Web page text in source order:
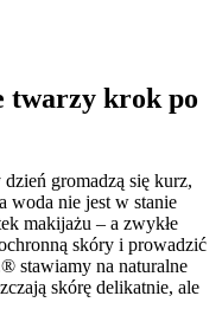
twarzy krok po
gromadzą się kurz,
woda nie jest w stanie
makijażu – a zwykłe
skóry i prowadzić
stawiamy na naturalne
skórę delikatnie, ale